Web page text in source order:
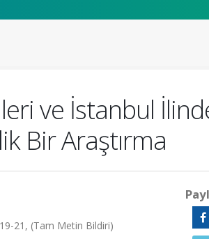
ve İstanbul
Bir Araştırma
21, (Tam Metin Bildiri)